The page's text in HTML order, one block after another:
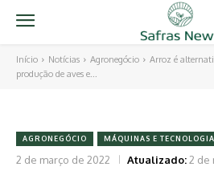
Início Notícias Agronegócio
Arroz é
produção de aves e...
AGRONEGÓCIO MÁQUINAS E TECNOLOGIA
2 de março de 2022 Atualizado:2 de